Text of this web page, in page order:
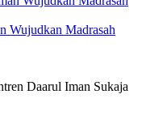
Wujudkan Madrasah
Daarul Iman Sukaja